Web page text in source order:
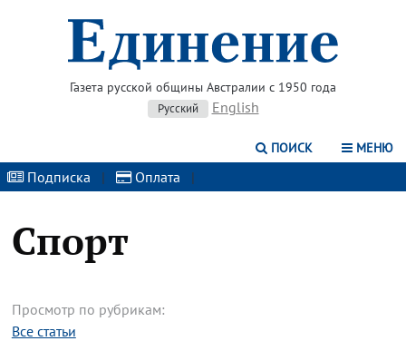
Газета русской общины Австралии с 1950 года
Русский English
ПОИСК МЕНЮ
Подписка | Оплата |
Спорт
Просмотр по рубрикам:
Все статьи